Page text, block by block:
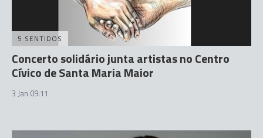
5 SENTIDOS
Concerto solidário junta artistas no Centro
Cívico de Santa Maria Maior
3 Jan 09:11